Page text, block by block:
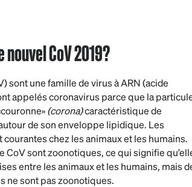
nouvel CoV 2019?
sont une famille de virus à ARN (acide
appelés coronavirus parce que la
(corona)caractéristique de
de son enveloppe lipidique. Les
courantes chez les animaux et les humains.
CoV sont zoonotiques, ce qui signifie
entre les animaux et les humains, mais
ne sont pas zoonotiques.